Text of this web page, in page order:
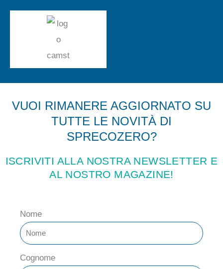
VUOI RIMANERE AGGIORNATO SU
TUTTE LE NOVITÀ DI
SPRECOZERO?
ISCRIVITI ALLA NOSTRA NEWSLETTER E
AL NOSTRO MAGAZINE!
Nome
Cognome